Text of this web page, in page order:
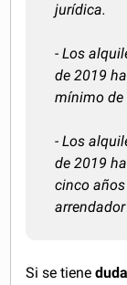
jurídica.
- Los
de 2019
mínimo de
- Los
de 2019
cinco
Si se tiene